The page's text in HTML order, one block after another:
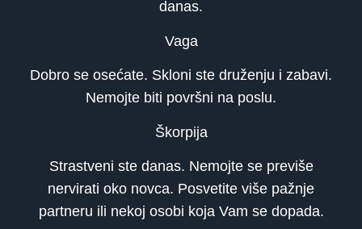
danas.
Vaga
Dobro se osećate. Skloni ste druženju i zabavi.
Nemojte biti površni na poslu.
Škorpija
Strastveni ste danas. Nemojte se previše
nervirati oko novca. Posvetite više pažnje
partneru ili nekoj osobi koja Vam se dopada.